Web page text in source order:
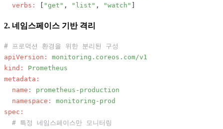
verbs:
"get" , "list" , "watch"
2. 네임스페이스 기반 격리
# 프로덕션 환경을 위한 분리된 구성
apiVersion:
monitoring.coreos.com/v1
kind:
Prometheus
metadata:
name:
prometheus-production
namespace:
monitoring-prod
spec:
# 특정 네임스페이스만 모니터링